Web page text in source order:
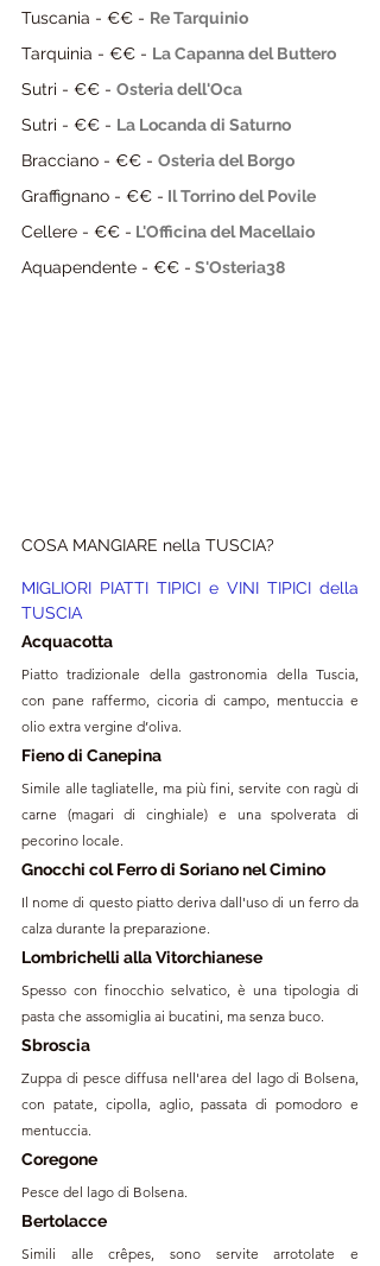
Tuscania - €€ - Re Tarquinio
Tarquinia - €€ - La Capanna del Buttero
Sutri - €€ - Osteria dell'Oca
Sutri - €€ - La Locanda di Saturno
Bracciano - €€ - Osteria del Borgo
Graffignano - €€ - Il Torrino del Povile
Cellere - €€ - L'Officina del Macellaio
Aquapendente - €€ - S'Osteria38
COSA MANGIARE nella TUSCIA?
MIGLIORI PIATTI TIPICI e VINI TIPICI della
TUSCIA
Acquacotta
Piatto tradizionale della gastronomia della Tuscia,
con pane raffermo, cicoria di campo, mentuccia e
olio extra vergine d’oliva.
Fieno di Canepina
Simile alle tagliatelle, ma più fini, servite con ragù di
carne (magari di cinghiale) e una spolverata di
pecorino locale.
Gnocchi col Ferro di Soriano nel Cimino
Il nome di questo piatto deriva dall'uso di un ferro da
calza durante la preparazione.
Lombrichelli alla Vitorchianese
Spesso con finocchio selvatico, è una tipologia di
pasta che assomiglia ai bucatini, ma senza buco.
Sbroscia
Zuppa di pesce diffusa nell'area del lago di Bolsena,
con patate, cipolla, aglio, passata di pomodoro e
mentuccia.
Coregone
Pesce del lago di Bolsena.
Bertolacce
Simili alle crêpes, sono servite arrotolate e